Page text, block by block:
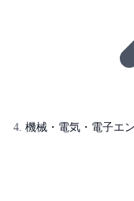
機械・電気・電子エ